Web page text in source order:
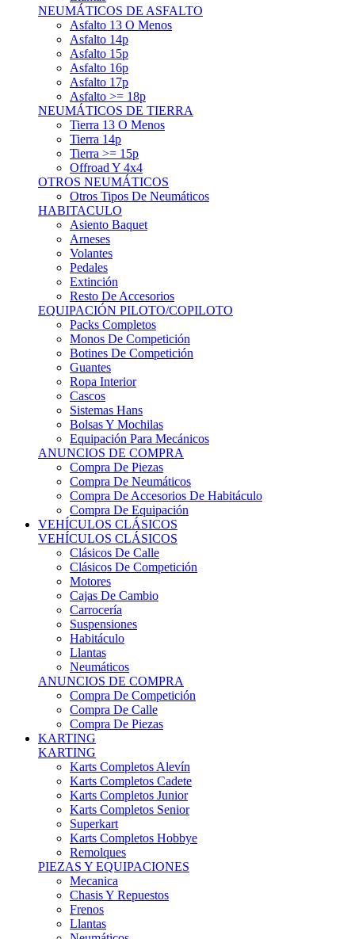
NEUMÁTICOS DE ASFALTO
Asfalto 13 O Menos
Asfalto 14p
Asfalto 15p
Asfalto 16p
Asfalto 17p
Asfalto >= 18p
NEUMÁTICOS DE TIERRA
Tierra 13 O Menos
Tierra 14p
Tierra >= 15p
Offroad Y 4x4
OTROS NEUMÁTICOS
Otros Tipos De Neumáticos
HABITACULO
Asiento Baquet
Arneses
Volantes
Pedales
Extinción
Resto De Accesorios
EQUIPACIÓN PILOTO/COPILOTO
Packs Completos
Monos De Competición
Botines De Competición
Guantes
Ropa Interior
Cascos
Sistemas Hans
Bolsas Y Mochilas
Equipación Para Mecánicos
ANUNCIOS DE COMPRA
Compra De Piezas
Compra De Neumáticos
Compra De Accesorios De Habitáculo
Compra De Equipación
VEHÍCULOS CLÁSICOS
VEHÍCULOS CLÁSICOS
Clásicos De Calle
Clásicos De Competición
Motores
Cajas De Cambio
Carrocería
Suspensiones
Habitáculo
Llantas
Neumáticos
ANUNCIOS DE COMPRA
Compra De Competición
Compra De Calle
Compra De Piezas
KARTING
KARTING
Karts Completos Alevín
Karts Completos Cadete
Karts Completos Junior
Karts Completos Senior
Superkart
Karts Completos Hobbye
Remolques
PIEZAS Y EQUIPACIONES
Mecanica
Chasis Y Repuestos
Frenos
Llantas